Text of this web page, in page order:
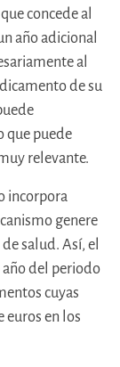
concede al
año adicional
al
de su
que puede
relevante.
incorpora
genere
salud. Así, el
del periodo
cuyas
euros en los